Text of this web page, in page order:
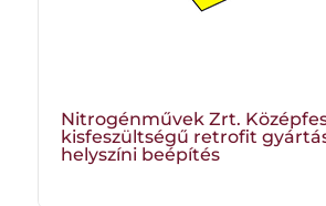
Nitrogénművek Zrt.
kisfeszültségű retrofit
helyszíni beépítés